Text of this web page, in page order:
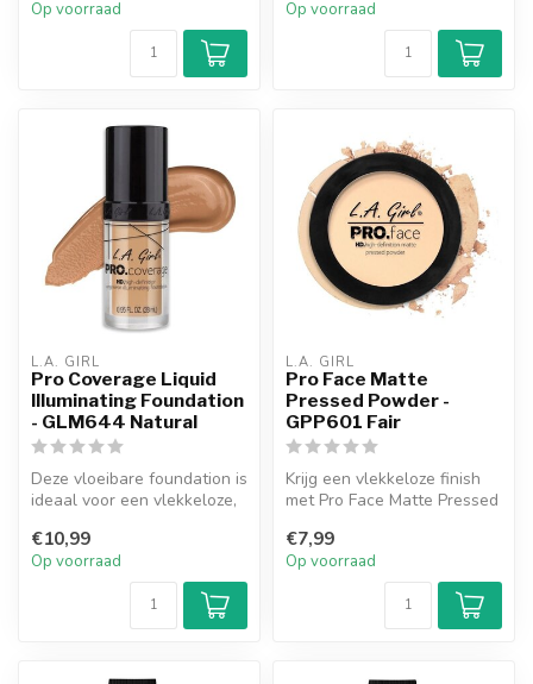
Op voorraad Op voorraad
L.A. GIRL
Pro Coverage Liquid
Illuminating Foundation
- GLM644 Natural
Deze vloeibare foundation is
ideaal voor een vlekkeloze,
€10,99
Op voorraad
L.A. GIRL
Pro Face Matte
Pressed Powder -
GPP601 Fair
Krijg een vlekkeloze finish
met Pro Face Matte Pressed
€7,99
Op voorraad